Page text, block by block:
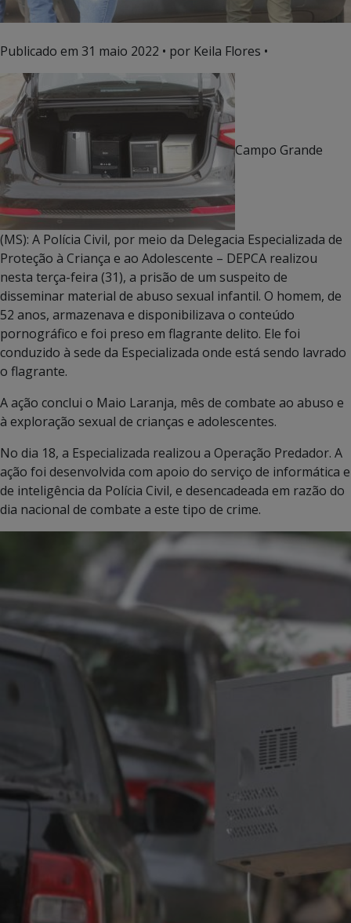
Publicado em 31 maio 2022 • por Keila Flores •
Campo Grande
(MS): A Polícia Civil, por meio da Delegacia Especializada de
Proteção à Criança e ao Adolescente – DEPCA realizou
nesta terça-feira (31), a prisão de um suspeito de
disseminar material de abuso sexual infantil. O homem, de
52 anos, armazenava e disponibilizava o conteúdo
pornográfico e foi preso em flagrante delito. Ele foi
conduzido à sede da Especializada onde está sendo lavrado
o flagrante.
A ação conclui o Maio Laranja, mês de combate ao abuso e
à exploração sexual de crianças e adolescentes.
No dia 18, a Especializada realizou a Operação Predador. A
ação foi desenvolvida com apoio do serviço de informática e
de inteligência da Polícia Civil, e desencadeada em razão do
dia nacional de combate a este tipo de crime.